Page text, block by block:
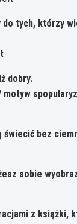
do tych, którzy
dobry.
świecić bez
sobie
z książki,